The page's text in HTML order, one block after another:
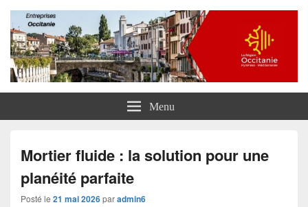
Entreprises Occitanie
Menu
Mortier fluide : la solution pour une
planéité parfaite
Posté le 21 mai 2026paradmin6